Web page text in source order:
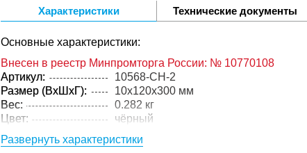
Характеристики Технические документы
Основные характеристики:
Внесен в реестр Минпромторга России: № 10770108
Артикул:
10568-CH-2
Размер (ВxШxГ):
10x120x300 мм
Вес:
0.282 кг
Цвет:
чёрный
Материал:
Технология:
литьё
Развернуть характеристики